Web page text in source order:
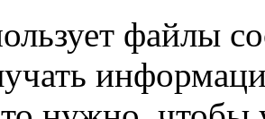
файлы